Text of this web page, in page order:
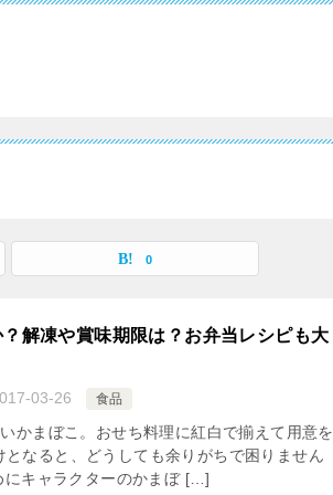
0
解凍や賞味期限は？お弁当レシピも大
03-26 食品
かまぼこ。おせち料理に紅白で揃えて用意を
なると、どうしても余りがちで困りません
キャラクターのかまぼ […]